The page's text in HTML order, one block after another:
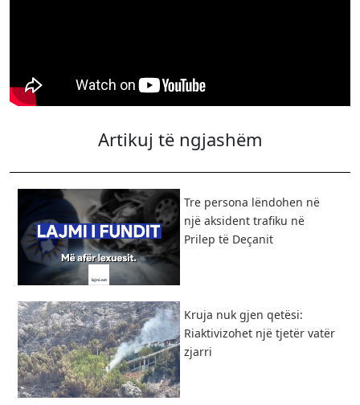
Artikuj të ngjashëm
Tre persona lëndohen në
një aksident trafiku në
Prilep të Deçanit
Kruja nuk gjen qetësi:
Riaktivizohet një tjetër vatër
zjarri